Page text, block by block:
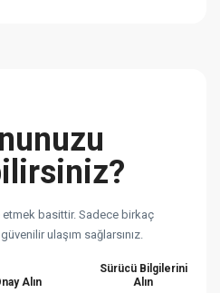
basittir. Sadece birkaç
ulaşım sağlarsınız.
Alın
Sürücü Bilgilerini
Alın